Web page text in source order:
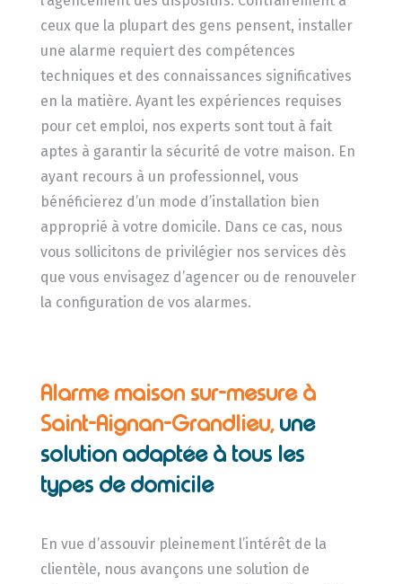
ceux que la plupart des gens pensent, installer
une alarme requiert des compétences
techniques et des connaissances significatives
en la matière. Ayant les expériences requises
pour cet emploi, nos experts sont tout à fait
aptes à garantir la sécurité de votre maison. En
ayant recours à un professionnel, vous
bénéficierez d’un mode d’installation bien
approprié à votre domicile. Dans ce cas, nous
vous sollicitons de privilégier nos services dès
que vous envisagez d’agencer ou de renouveler
la configuration de vos alarmes.
Alarme maison sur-mesure à
Saint-Aignan-Grandlieu, une
solution adaptée à tous les
types de domicile
En vue d’assouvir pleinement l’intérêt de la
clientèle, nous avançons une solution de